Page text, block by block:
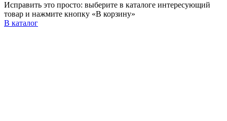
Исправить это просто: выберите в каталоге интересующий
товар и нажмите кнопку «В корзину»
В каталог